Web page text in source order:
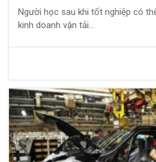
Người học sau khi tốt nghiệp có
kinh doanh vận tải...